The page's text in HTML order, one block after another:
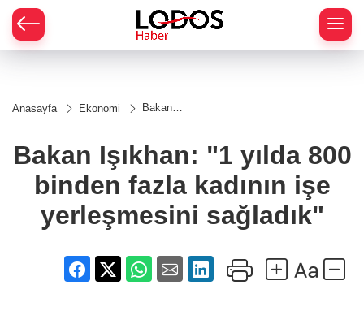
Anasayfa Ekonomi
Bakan
binden fazla
kadının işe
sağladık"
Bakan Işıkhan: "1 yılda 800
binden fazla kadının işe
yerleşmesini sağladık"